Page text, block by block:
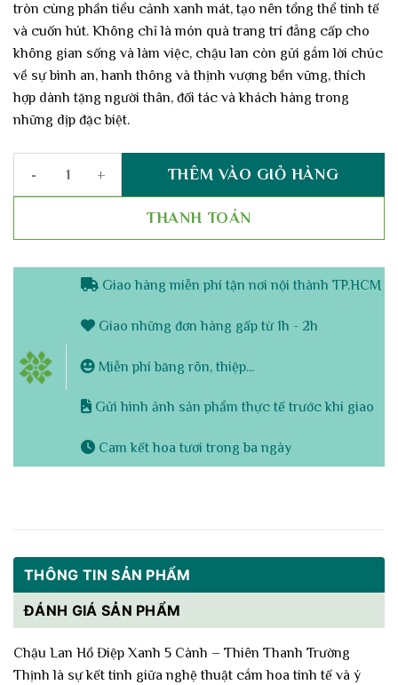
tròn cùng phần tiểu cảnh xanh mát, tạo nên tổng thể tinh tế
và cuốn hút. Không chỉ là món quà trang trí đẳng cấp cho
không gian sống và làm việc, chậu lan còn gửi gắm lời chúc
về sự bình an, hanh thông và thịnh vượng bền vững, thích
hợp dành tặng người thân, đối tác và khách hàng trong
những dịp đặc biệt.
Chậu Lan Hồ Điệp Xanh 5 Cành – Thiên Thanh Trường Thịnh số
THÊM VÀO GIỎ HÀNG
THANH TOÁN
Giao hàng miễn phí tận nơi nội thành TP.HCM
Giao những đơn hàng gấp từ 1h - 2h
Miễn phí băng rôn, thiệp...
Gửi hình ảnh sản phẩm thực tế trước khi giao
Cam kết hoa tươi trong ba ngày
THÔNG TIN SẢN PHẨM
ĐÁNH GIÁ SẢN PHẨM
Chậu Lan Hồ Điệp Xanh 5 Cành – Thiên Thanh Trường
Thịnh là sự kết tinh giữa nghệ thuật cắm hoa tinh tế và ý